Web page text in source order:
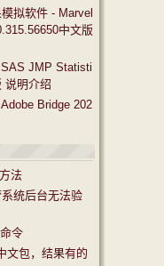
拟软件 - Marvel
中文版
JMP Statisti
说明介绍
Bridge 202
法
统后台无法验
令
文包，结果有的